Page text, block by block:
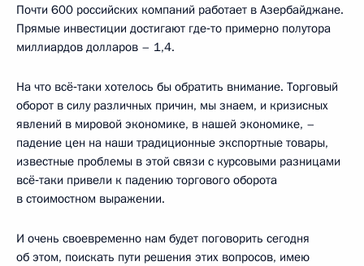
Почти 600 российских компаний работает в Азербайджане.
Прямые инвестиции достигают где‑то примерно полутора
миллиардов долларов – 1,4.
На что всё‑таки хотелось бы обратить внимание. Торговый
оборот в силу различных причин, мы знаем, и кризисных
явлений в мировой экономике, в нашей экономике, –
падение цен на наши традиционные экспортные товары,
известные проблемы в этой связи с курсовыми разницами
всё‑таки привели к падению торгового оборота
в стоимостном выражении.
И очень своевременно нам будет поговорить сегодня
об этом, поискать пути решения этих вопросов, имею